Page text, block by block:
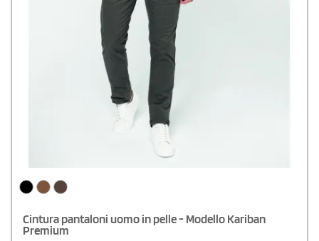
Cintura pantaloni uomo in pelle - Modello Kariban
Premium